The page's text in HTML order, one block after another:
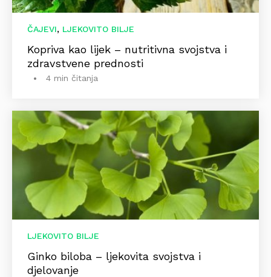
ČAJEVI, LJEKOVITO BILJE
Kopriva kao lijek – nutritivna svojstva i
zdravstvene prednosti
4 min čitanja
LJEKOVITO BILJE
Ginko biloba – ljekovita svojstva i
djelovanje